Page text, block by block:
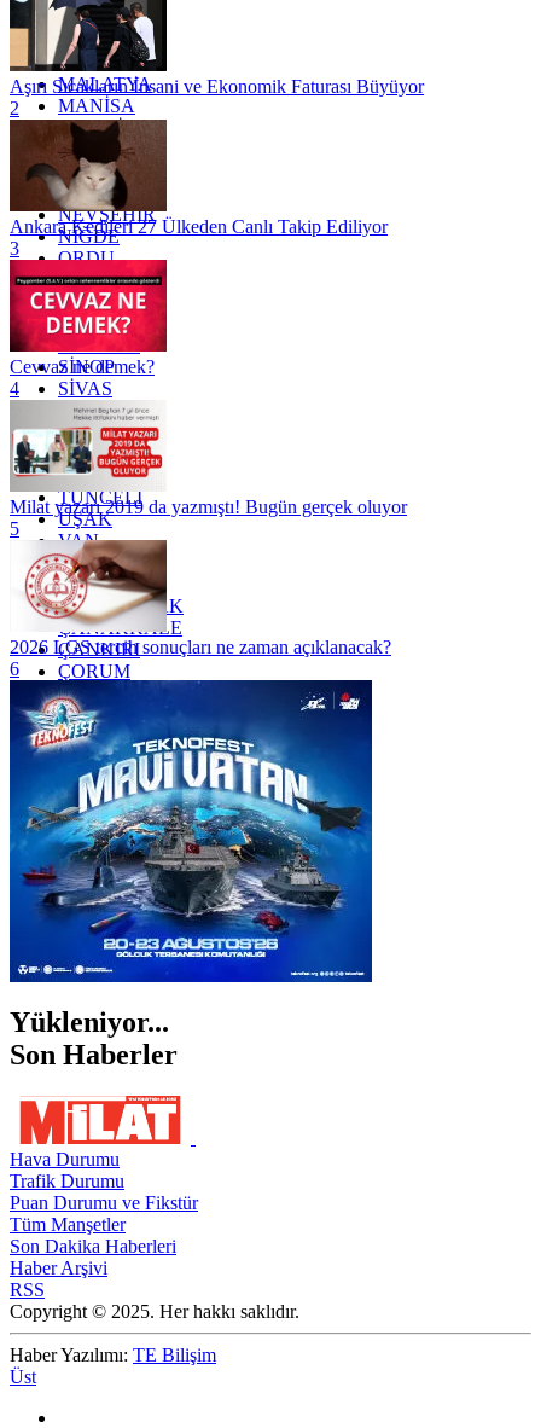
KONYA
KÜTAHYA
KİLİS
MALATYA
MANİSA
MARDİN
MERSİN
MUĞLA
MUŞ
NEVŞEHİR
NİĞDE
ORDU
OSMANİYE
RİZE
SAKARYA
SAMSUN
SİNOP
SİVAS
SİİRT
TEKİRDAĞ
TOKAT
TRABZON
TUNCELİ
UŞAK
VAN
YALOVA
YOZGAT
ZONGULDAK
ÇANAKKALE
ÇANKIRI
ÇORUM
İSTANBUL
İZMİR
ŞANLIURFA
ŞIRNAK
Aşırı Sıcakların İnsani ve Ekonomik Faturası Büyüyor
2
Ankara Kedileri 27 Ülkeden Canlı Takip Ediliyor
3
Cevvaz ne demek?
4
Milat yazarı 2019 da yazmıştı! Bugün gerçek oluyor
5
2026 LGS tercih sonuçları ne zaman açıklanacak?
6
Yükleniyor...
Son Haberler
Hava Durumu
Trafik Durumu
Puan Durumu ve Fikstür
Tüm Manşetler
Son Dakika Haberleri
Haber Arşivi
RSS
Copyright © 2025. Her hakkı saklıdır.
Haber Yazılımı: TE Bilişim
Üst